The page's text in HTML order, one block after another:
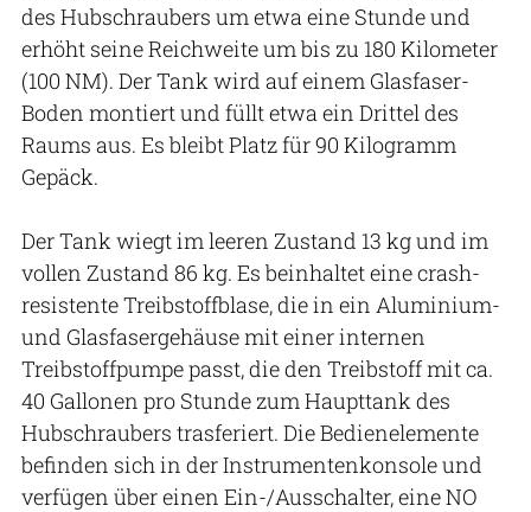
des Hubschraubers um etwa eine Stunde und
erhöht seine Reichweite um bis zu 180 Kilometer
(100 NM). Der Tank wird auf einem Glasfaser-
Boden montiert und füllt etwa ein Drittel des
Raums aus. Es bleibt Platz für 90 Kilogramm
Gepäck.
Der Tank wiegt im leeren Zustand 13 kg und im
vollen Zustand 86 kg. Es beinhaltet eine crash-
resistente Treibstoffblase, die in ein Aluminium-
und Glasfasergehäuse mit einer internen
Treibstoffpumpe passt, die den Treibstoff mit ca.
40 Gallonen pro Stunde zum Haupttank des
Hubschraubers trasferiert. Die Bedienelemente
befinden sich in der Instrumentenkonsole und
verfügen über einen Ein-/Ausschalter, eine NO